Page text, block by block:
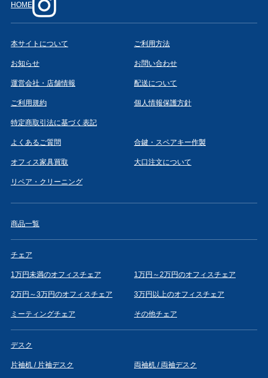
HOME
本サイトについて ご利用方法
お知らせ お問い合わせ
運営会社・店舗情報 配送について
ご利用規約 個人情報保護方針
特定商取引法に基づく表記
よくあるご質問 合鍵・スペアキー作製
オフィス家具買取 大口注文について
リペア・クリーニング
商品一覧
チェア
1万円未満のオフィスチェア 1万円～2万円のオフィスチェア
2万円～3万円のオフィスチェア 3万円以上のオフィスチェア
ミーティングチェア その他チェア
デスク
片袖机 / 片袖デスク 両袖机 / 両袖デスク